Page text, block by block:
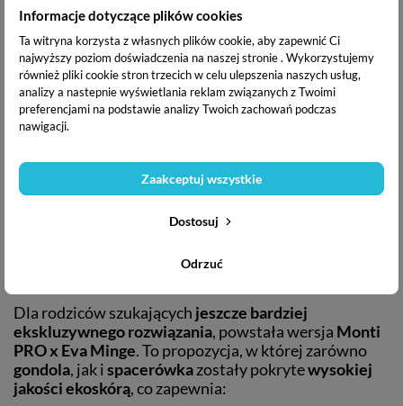
czyni go idealnym wyborem dla aktywnych rodziców,
którzy często podróżują.
Połączenie lekkości i wytrzymałości– choć wózek
jest niezwykle kompaktowy, to jegoterenowa
charakterystykazapewnia płynne prowadzenie
nawet na nierównych nawierzchniach.
jest komfortowa, niezależnie od warunków na drodze.
Monti PRO x Eva Minge – dla
najbardziej wymagających
Dla rodziców szukających jeszcze bardziej
ekskluzywnego rozwiązania, powstała wersja Monti
PRO x Eva Minge. To propozycja, w której zarówno
gondola, jak ispacerówkazostały pokrytewysokiej
jakości ekoskórą, co zapewnia:
Informacje dotyczące plików cookies
Ta witryna korzysta z własnych plików cookie, aby zapewnić Ci
najwyższy poziom doświadczenia na naszej stronie . Wykorzystujemy
również pliki cookie stron trzecich w celu ulepszenia naszych usług,
analizy a nastepnie wyświetlania reklam związanych z Twoimi
preferencjami na podstawie analizy Twoich zachowań podczas
nawigacji.
Odrzuć
Dostosuj
Zaakceptuj wszystkie